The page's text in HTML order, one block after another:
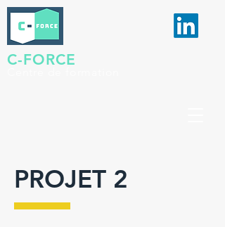
C-FORCE
PROJET 2